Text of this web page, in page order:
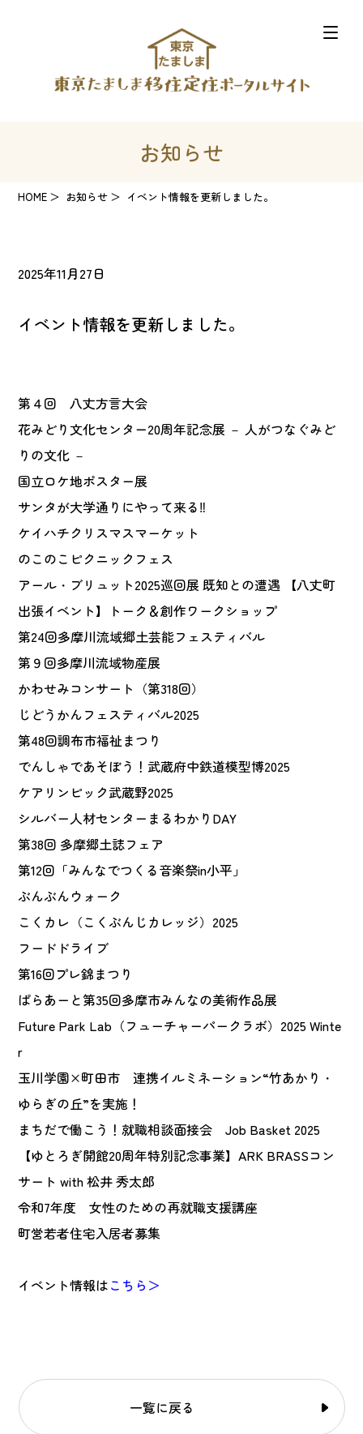
お知らせ
HOME お知らせ イベント情報を更新しました。
2025年11月27日
イベント情報を更新しました。
第４回 八丈方言大会
花みどり文化センター20周年記念展 － 人がつなぐみど
りの文化 －
国立ロケ地ポスター展
サンタが大学通りにやって来る‼
ケイハチクリスマスマーケット
のこのこピクニックフェス
アール・ブリュット2025巡回展 既知との遭遇 【八丈町
出張イベント】トーク＆創作ワークショップ
第24回多摩川流域郷土芸能フェスティバル
第９回多摩川流域物産展
かわせみコンサート（第318回）
じどうかんフェスティバル2025
第48回調布市福祉まつり
でんしゃであそぼう！武蔵府中鉄道模型博2025
ケアリンピック武蔵野2025
シルバー人材センターまるわかりDAY
第38回 多摩郷土誌フェア
第12回「みんなでつくる音楽祭in小平」
ぶんぶんウォーク
こくカレ（こくぶんじカレッジ）2025
フードドライブ
第16回プレ錦まつり
ぱらあーと第35回多摩市みんなの美術作品展
Future Park Lab（フューチャーパークラボ）2025 Winte
r
玉川学園×町田市 連携イルミネーション“竹あかり・
ゆらぎの丘”を実施！
まちだで働こう！就職相談面接会 Job Basket 2025
【ゆとろぎ開館20周年特別記念事業】ARK BRASSコン
サート with 松井 秀太郎
令和7年度 女性のための再就職支援講座
町営若者住宅入居者募集
イベント情報はこちら＞
一覧に戻る